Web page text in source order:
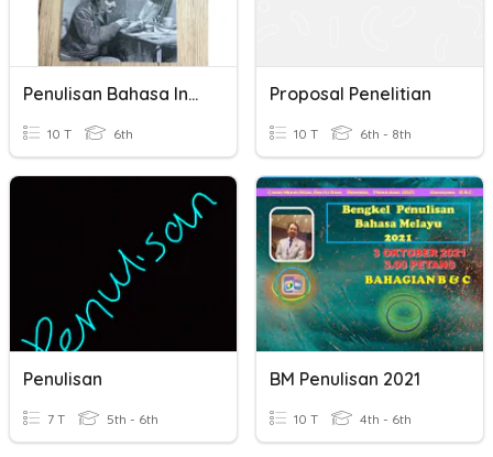
Penulisan Bahasa Indonesia
10 T 6th
Proposal Penelitian
10 T 6th - 8th
Penulisan
7 T 5th - 6th
BM Penulisan 2021
10 T 4th - 6th